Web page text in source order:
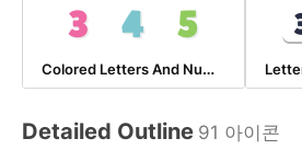
Colored Letters And Numbers
Detailed Outline 91 아이콘